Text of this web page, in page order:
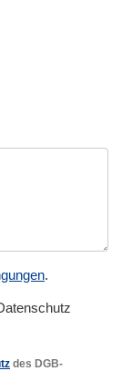
.
des DGB-